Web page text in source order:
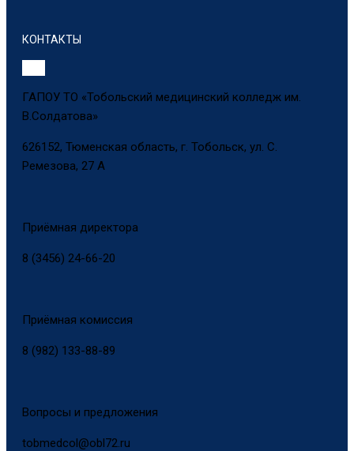
КОНТАКТЫ
ГАПОУ ТО «Тобольский медицинский колледж им.
В.Солдатова»
626152, Тюменская область, г. Тобольск, ул. С.
Ремезова, 27 А
Приёмная директора
8 (3456) 24-66-20
Приёмная комиссия
8 (982) 133-88-89
Вопросы и предложения
tobmedcol@obl72.ru